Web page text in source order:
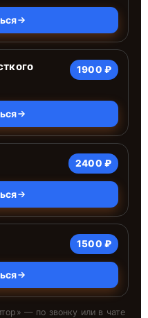
1900 ₽
2400 ₽
1500 ₽
» — по звонку или в чате